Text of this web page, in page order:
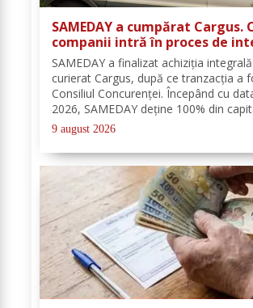
SAMEDAY a cumpărat Cargus.
companii intră în proces de
SAMEDAY a finalizat achiziția
curierat Cargus, după ce tranzacția a
Consiliul Concurenței. Începând cu
2026, SAMEDAY deține 100% din
Cargus, au anunțat marți, 4 august,
companiei. Companiile nu au anunțat...
9 august 2026